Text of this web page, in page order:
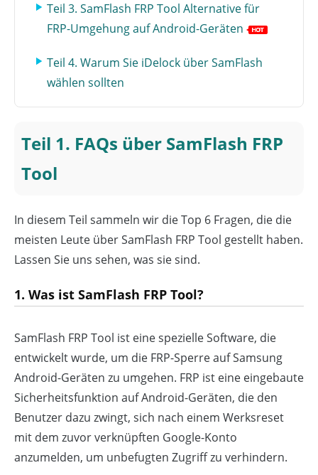
Teil 3. SamFlash FRP Tool Alternative für
FRP-Umgehung auf Android-Geräten
Teil 4. Warum Sie iDelock über SamFlash
wählen sollten
Teil 1. FAQs über SamFlash FRP
Tool
In diesem Teil sammeln wir die Top 6 Fragen, die die
meisten Leute über SamFlash FRP Tool gestellt haben.
Lassen Sie uns sehen, was sie sind.
1. Was ist SamFlash FRP Tool?
SamFlash FRP Tool ist eine spezielle Software, die
entwickelt wurde, um die FRP-Sperre auf Samsung
Android-Geräten zu umgehen. FRP ist eine eingebaute
Sicherheitsfunktion auf Android-Geräten, die den
Benutzer dazu zwingt, sich nach einem Werksreset
mit dem zuvor verknüpften Google-Konto
anzumelden, um unbefugten Zugriff zu verhindern.